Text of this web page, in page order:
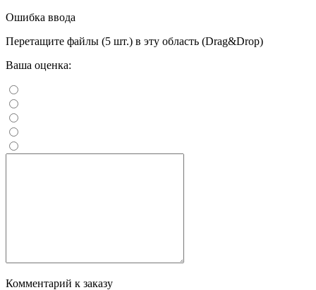
Ошибка ввода
Перетащите файлы (5 шт.) в эту область (Drag&Drop)
Ваша оценка:
Комментарий к заказу